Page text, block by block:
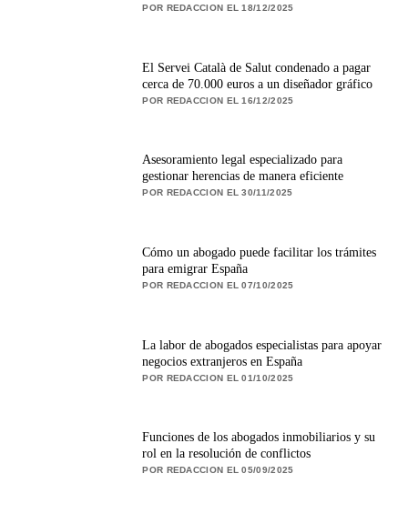
POR REDACCION EL 18/12/2025
El Servei Català de Salut condenado a pagar
cerca de 70.000 euros a un diseñador gráfico
POR REDACCION EL 16/12/2025
Asesoramiento legal especializado para
gestionar herencias de manera eficiente
POR REDACCION EL 30/11/2025
Cómo un abogado puede facilitar los trámites
para emigrar España
POR REDACCION EL 07/10/2025
La labor de abogados especialistas para apoyar
negocios extranjeros en España
POR REDACCION EL 01/10/2025
Funciones de los abogados inmobiliarios y su
rol en la resolución de conflictos
POR REDACCION EL 05/09/2025